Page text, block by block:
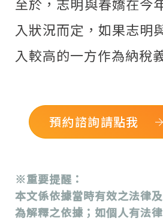
入狀況而定，如果志明
入較高的一方作為納稅
預約諮詢請點我
※重要提醒：
本文係依據當時有效之法律
為解釋之依據；如個人有法